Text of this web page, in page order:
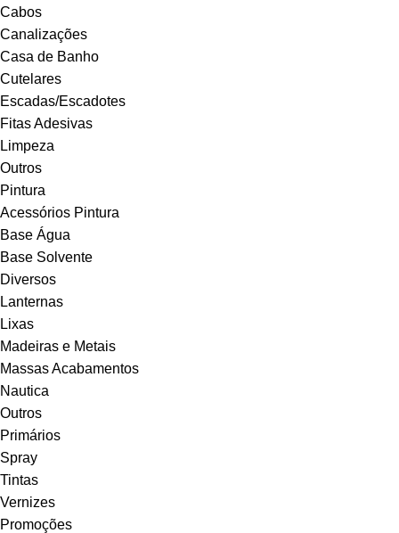
Cabos
Canalizações
Casa de Banho
Cutelares
Escadas/Escadotes
Fitas Adesivas
Limpeza
Outros
Pintura
Acessórios Pintura
Base Água
Base Solvente
Diversos
Lanternas
Lixas
Madeiras e Metais
Massas Acabamentos
Nautica
Outros
Primários
Spray
Tintas
Vernizes
Promoções